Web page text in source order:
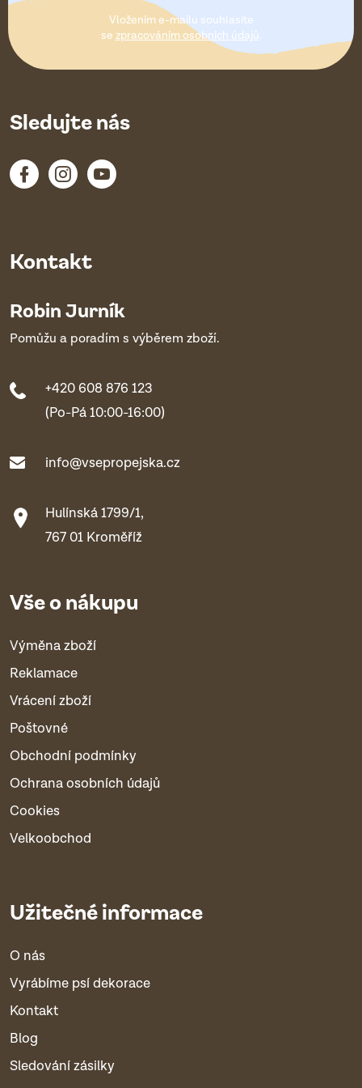
t
Vložením e-mailu souhlasíte
se zpracováním osobních údajů.
Kontakt
Robin Jurník
Pomůžu a poradím s výběrem zboží.
+420 608 876 123
(Po-Pá 10:00-16:00)
info@vsepropejska.cz
Hulínská 1799/1,
767 01 Kroměříž
Vše o nákupu
Výměna zboží
Reklamace
Vrácení zboží
Poštovné
Obchodní podmínky
Ochrana osobních údajů
Cookies
Velkoobchod
Užitečné informace
O nás
Vyrábíme psí dekorace
Kontakt
Blog
Sledování zásilky
Sledujte nás